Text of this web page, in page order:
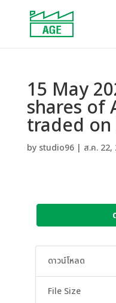
15 May
shares of
traded on
by studio96| ส.ค. 22,
ดาวน์โหลด
File Size